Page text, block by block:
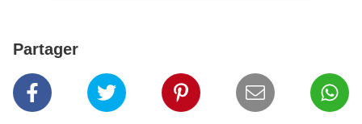
Partager